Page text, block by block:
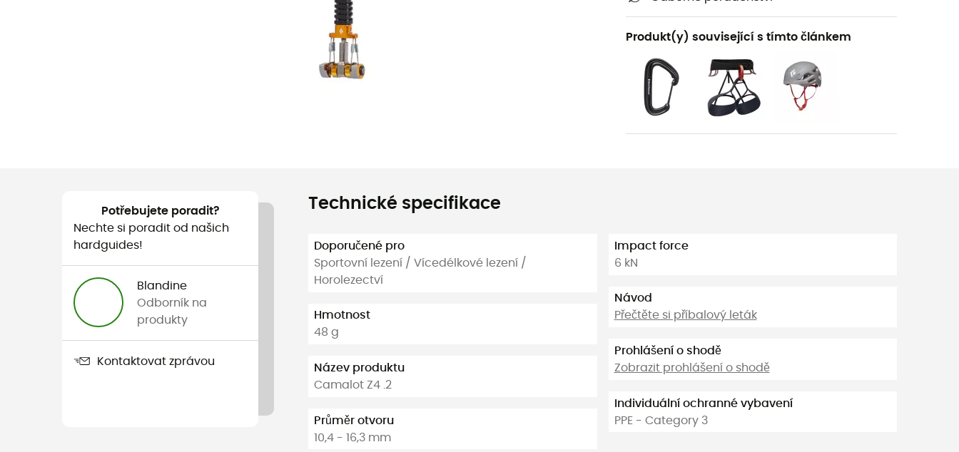
Produkt(y) související s tímto článkem
Potřebujete poradit?
Nechte si poradit od našich
hardguides!
Blandine
Odborník na
produkty
Kontaktovat zprávou
Technické specifikace
Doporučené pro
Sportovní lezení / Vícedélkové lezení /
Horolezectví
Hmotnost
48 g
Název produktu
Camalot Z4 .2
Průměr otvoru
10,4 - 16,3 mm
Impact force
6 kN
Návod
Přečtěte si příbalový leták
Prohlášení o shodě
Zobrazit prohlášení o shodě
Individuální ochranné vybavení
PPE - Category 3